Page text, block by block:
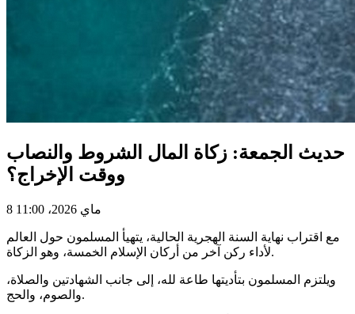
حديث الجمعة: زكاة المال الشروط والنصاب
ووقت الإخراج؟
8 ماي 2026، 11:00
مع اقتراب نهاية السنة الهجرية الحالية، يتهيأ المسلمون حول العالم
لأداء ركن آخر من أركان الإسلام الخمسة، وهو الزكاة.
ويلتزم المسلمون بتأديتها طاعة لله، إلى جانب الشهادتين والصلاة،
والصوم، والحج.